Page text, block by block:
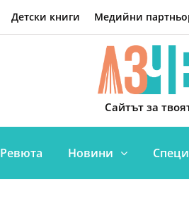
Детски книги Медийни
Сайтът за
Ревюта Новини